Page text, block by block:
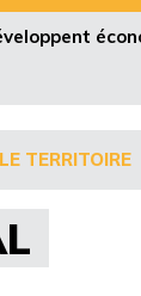
LE TERRITOIRE